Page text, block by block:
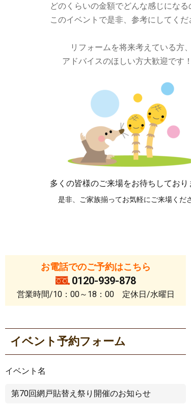
どのくらいの金額でどんな感じになる
このイベントで是非、参考にしてくだ
リフォームを将来考えている方、
アドバイスのほしい方大歓迎です！
多くの皆様のご来場をお待ちしており
是非、ご家族揃ってお気軽にご来場くださ
お電話でのご予約はこちら
0120-939-878
営業時間/10：00～18：00 定休日/水曜日
イベント予約フォーム
イベント名